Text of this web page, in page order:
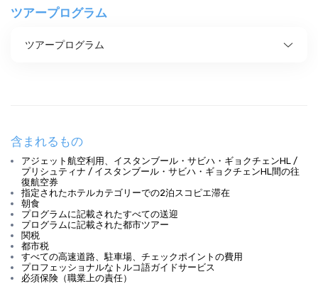
ツアープログラム
ツアープログラム
含まれるもの
アジェット航空利用、イスタンブール・サビハ・ギョクチェンHL /
プリシュティナ / イスタンブール・サビハ・ギョクチェンHL間の往
復航空券
指定されたホテルカテゴリーでの2泊スコピエ滞在
朝食
プログラムに記載されたすべての送迎
プログラムに記載された都市ツアー
関税
都市税
すべての高速道路、駐車場、チェックポイントの費用
プロフェッショナルなトルコ語ガイドサービス
必須保険（職業上の責任）